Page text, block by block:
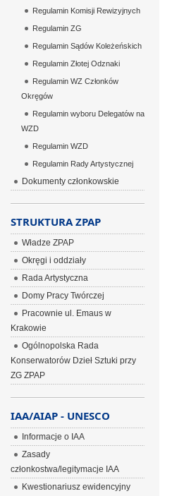
Regulamin Komisji Rewizyjnych
Regulamin ZG
Regulamin Sądów Koleżeńskich
Regulamin Złotej Odznaki
Regulamin WZ Członków
Okręgów
Regulamin wyboru Delegatów na
WZD
Regulamin WZD
Regulamin Rady Artystycznej
Dokumenty członkowskie
STRUKTURA ZPAP
Władze ZPAP
Okręgi i oddziały
Rada Artystyczna
Domy Pracy Twórczej
Pracownie ul. Emaus w
Krakowie
Ogólnopolska Rada
Konserwatorów Dzieł Sztuki przy
ZG ZPAP
IAA/AIAP - UNESCO
Informacje o IAA
Zasady
członkostwa/legitymacje IAA
Kwestionariusz ewidencyjny